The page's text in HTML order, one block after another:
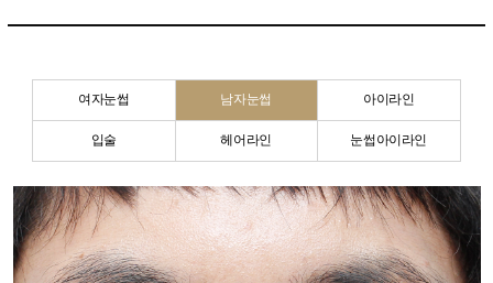
여자눈썹 남자눈썹 아이라인
입술 헤어라인 눈썹아이라인